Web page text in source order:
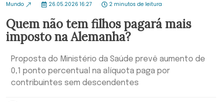
Mundo 26.05.2026 16:27 2 minutos de leitura
Quem não tem filhos pagará mais
imposto na Alemanha?
Proposta do Ministério da Saúde prevê aumento de
0,1 ponto percentual na alíquota paga por
contribuintes sem descendentes